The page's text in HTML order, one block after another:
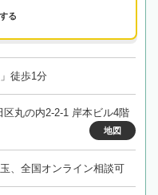
る
徒歩1分
丸の内2-2-1 岸本ビル4階
地図
、全国オンライン相談可